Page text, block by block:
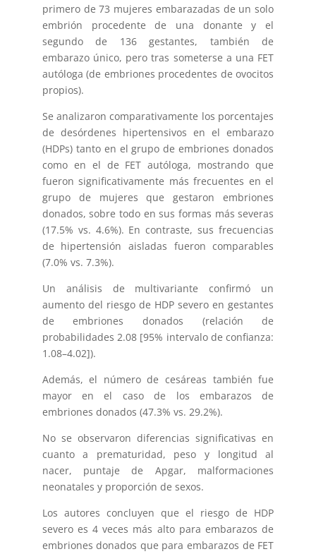
primero de 73 mujeres embarazadas de un solo
embrión procedente de una donante y el
segundo de 136 gestantes, también de
embarazo único, pero tras someterse a una FET
autóloga (de embriones procedentes de ovocitos
propios).
Se analizaron comparativamente los porcentajes
de desórdenes hipertensivos en el embarazo
(HDPs) tanto en el grupo de embriones donados
como en el de FET autóloga, mostrando que
fueron significativamente más frecuentes en el
grupo de mujeres que gestaron embriones
donados, sobre todo en sus formas más severas
(17.5% vs. 4.6%). En contraste, sus frecuencias
de hipertensión aisladas fueron comparables
(7.0% vs. 7.3%).
Un análisis de multivariante confirmó un
aumento del riesgo de HDP severo en gestantes
de embriones donados (relación de
probabilidades 2.08 [95% intervalo de confianza:
1.08–4.02]).
Además, el número de cesáreas también fue
mayor en el caso de los embarazos de
embriones donados (47.3% vs. 29.2%).
No se observaron diferencias significativas en
cuanto a prematuridad, peso y longitud al
nacer, puntaje de Apgar, malformaciones
neonatales y proporción de sexos.
Los autores concluyen que el riesgo de HDP
severo es 4 veces más alto para embarazos de
embriones donados que para embarazos de FET